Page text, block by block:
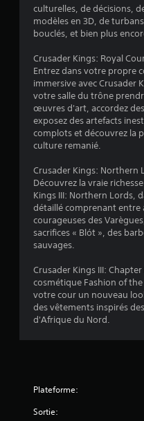
culturelles, de décisions,
modèles en 3D, de
bouclés, et bien plus
Crusader Kings: Royal
Entrez dans votre propre
immersive avec Crusader
votre salle du trône
œuvres d'art, accordez
exposez des artefacts
complots et découvrez la
culture remanié.
Crusader Kings: Northern
Découvrez la vraie
Kings III: Northern Lords,
détaillé comprenant entre
courageuses des
sacrifices « Blót », des
sauvages.
Crusader Kings III:
cosmétique Fashion of
votre cour un nouveau
des vêtements inspirés
d'Afrique du Nord.
Plateforme:
Sortie: